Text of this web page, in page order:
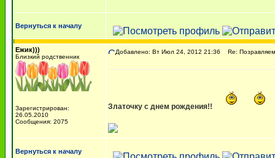
Вернуться к началу
Ежик)))
Близкий родственник
Зарегистрирован:
26.05.2010
Сообщения: 2075
Добавлено: Вт Июл 24, 2012 21:36 Re: Позравляем
Златочку с днем рождения!!
Вернуться к началу